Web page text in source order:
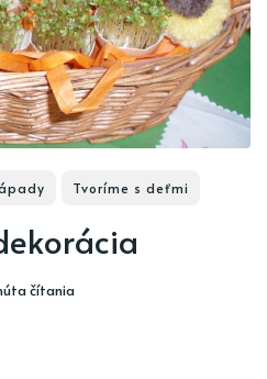
Tvoríme s deťmi
čítania